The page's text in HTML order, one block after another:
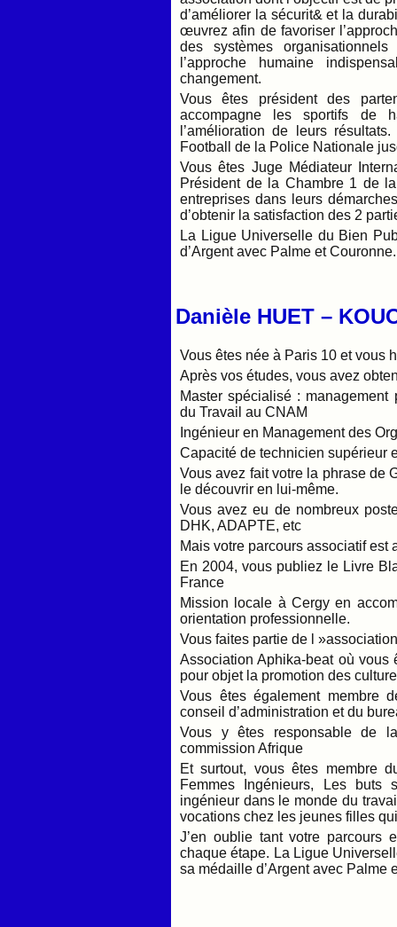
d’améliorer la sécurit& et la
œuvrez afin de favoriser
des systèmes
l’approche humaine
changement.
Vous êtes président des
accompagne les sportifs de
l’amélioration de leurs
Football de la Police Nationale
Vous êtes Juge Médiateur
Président de la Chambre 1 de
entreprises dans leurs
d’obtenir la satisfaction des 2
La Ligue Universelle du Bien
d’Argent avec Palme et Couronne.
Danièle HUET –
Vous êtes née à Paris 10 et vous
Après vos études, vous avez
Master spécialisé :
du Travail au CNAM
Ingénieur en Management des
Capacité de technicien supérieur
Vous avez fait votre la phrase de
le découvrir en lui-même.
Vous avez eu de nombreux
DHK, ADAPTE, etc
Mais votre parcours associatif est
En 2004, vous publiez le Livre
France
Mission locale à Cergy en
orientation professionnelle.
Vous faites partie de l
Association Aphika-beat où
pour objet la promotion des
Vous êtes également membre
conseil d’administration et du
Vous y êtes responsable de
commission Afrique
Et surtout, vous êtes membre
Femmes Ingénieurs, Les
ingénieur dans le monde du
vocations chez les jeunes filles
J’en oublie tant votre parcours
chaque étape. La Ligue
sa médaille d’Argent avec Palme